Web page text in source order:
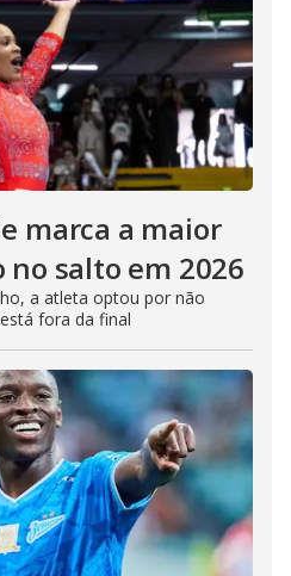
marca a maior
salto em 2026
a atleta optou por não
fora da final